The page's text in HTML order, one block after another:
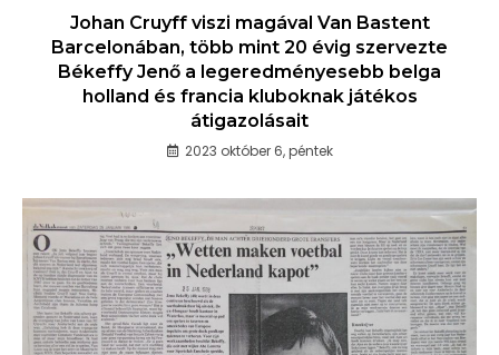
Johan Cruyff viszi magával Van Bastent
Barcelonában, több mint 20 évig szervezte
Békeffy Jenő a legeredményesebb belga
holland és francia kluboknak játékos
átigazolásait
2023 október 6, péntek